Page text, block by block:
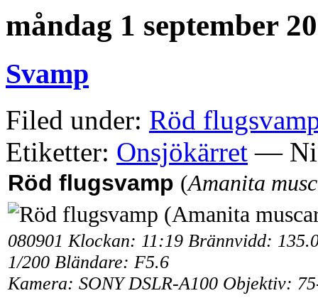
måndag 1 september
Svamp
Filed under: Röd
Etiketter: Onsjökärret —
Röd flugsvamp (Amanita
080901 Klockan: 11:19 Brännvidd:
1/200 Bländare: F5.6
Kamera: SONY DSLR-A100 Objektiv: